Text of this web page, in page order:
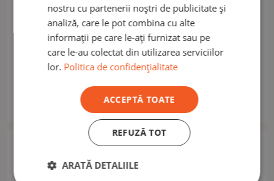
MFH NEMECKO
Set vase de camping 26
piese
MIL-TEC
Tacâmuri de camping din
oțel inoxidabil
22,90 lei
Momentan indisponibil
nostru cu partenerii noștri de publicitate și
analiză, care le pot combina cu alte
informații pe care le-ați furnizat sau pe
care le-au colectat din utilizarea serviciilor
lor. Politica de confidențialitate
ACCEPTĂ TOATE
REFUZĂ TOT
ARATĂ DETALIILE